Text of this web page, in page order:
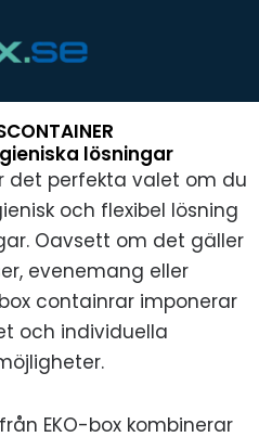
lösningar
det perfekta valet om du
och flexibel lösning
Oavsett om det gäller
evenemang eller
containrar imponerar
och individuella
EKO-box kombinerar